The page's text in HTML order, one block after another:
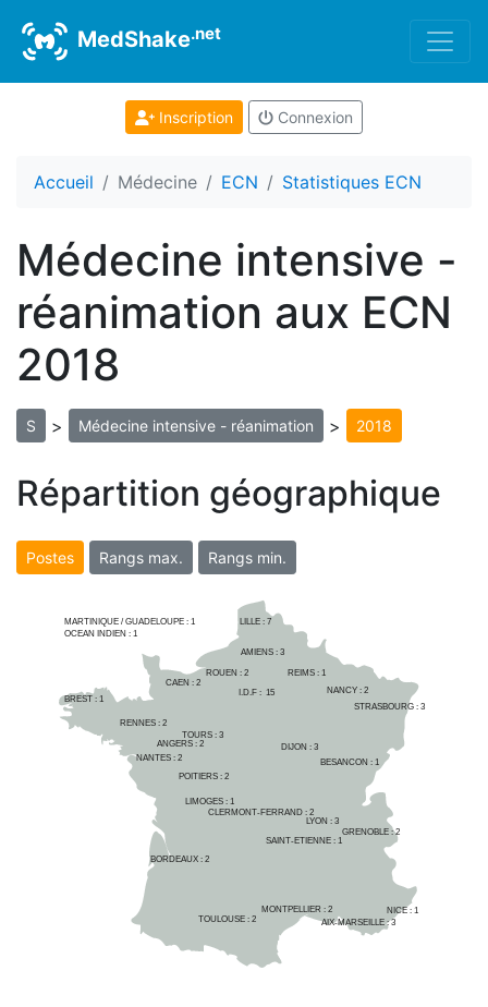
MedShake.net
Inscription Connexion
Accueil Médecine ECN Statistiques ECN
Médecine intensive -
réanimation aux ECN
2018
S > Médecine intensive - réanimation > 2018
Répartition géographique
Postes Rangs max. Rangs min.
AMIENS : 3
LILLE : 7
I.D.F : 15
AIX-MARSEILLE : 3
ANGERS : 2
MARTINIQUE / GUADELOUPE : 1
OCEAN INDIEN : 1
BESANCON : 1
BORDEAUX : 2
BREST : 1
CAEN : 2
CLERMONT-FERRAND : 2
DIJON : 3
GRENOBLE : 2
LIMOGES : 1
LYON : 3
MONTPELLIER : 2
NANCY : 2
NANTES : 2
NICE : 1
POITIERS : 2
REIMS : 1
RENNES : 2
ROUEN : 2
SAINT-ETIENNE : 1
STRASBOURG : 3
TOULOUSE : 2
TOURS : 3